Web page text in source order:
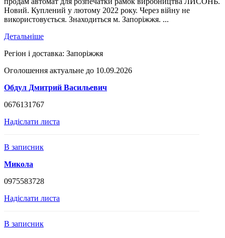
Новий. Куплений у лютому 2022 року. Через війну не
використовується. Знаходиться м. Запоріжжя. ...
Детальніше
Регіон і доставка: Запоріжжя
Оголошення актуальне до 10.09.2026
Обдул Дмитрий Васильевич
0676131767
Надіслати листа
В записник
Микола
0975583728
Надіслати листа
В записник